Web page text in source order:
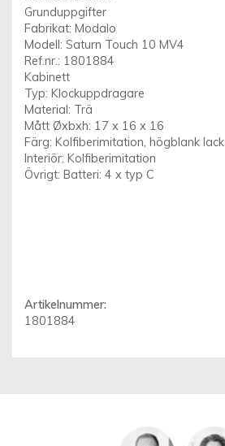
Grunduppgifter
Fabrikat: Modalo
Modell: Saturn Touch 10 MV4
Ref.nr.: 1801884
Kabinett
Typ: Klockuppdragare
Material: Trä
Mått Øxbxh: 17 x 16 x 16
Färg: Kolfiberimitation, högblank lack
Interiör: Kolfiberimitation
Övrigt: Batteri: 4 x typ C
Artikelnummer:
1801884